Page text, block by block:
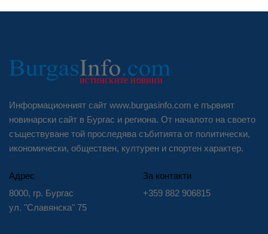
Информационният сайт www.burgasinfo.com е първият
новинарски сайт в Бургас и региона. От началото на своето
съществуване той проследява събитията от политически,
икономически, обществен, културен и спортен характер.
Адрес
8000, гр. Бургас
ул. "Славянска" 75
За контакти
+359 882 906815